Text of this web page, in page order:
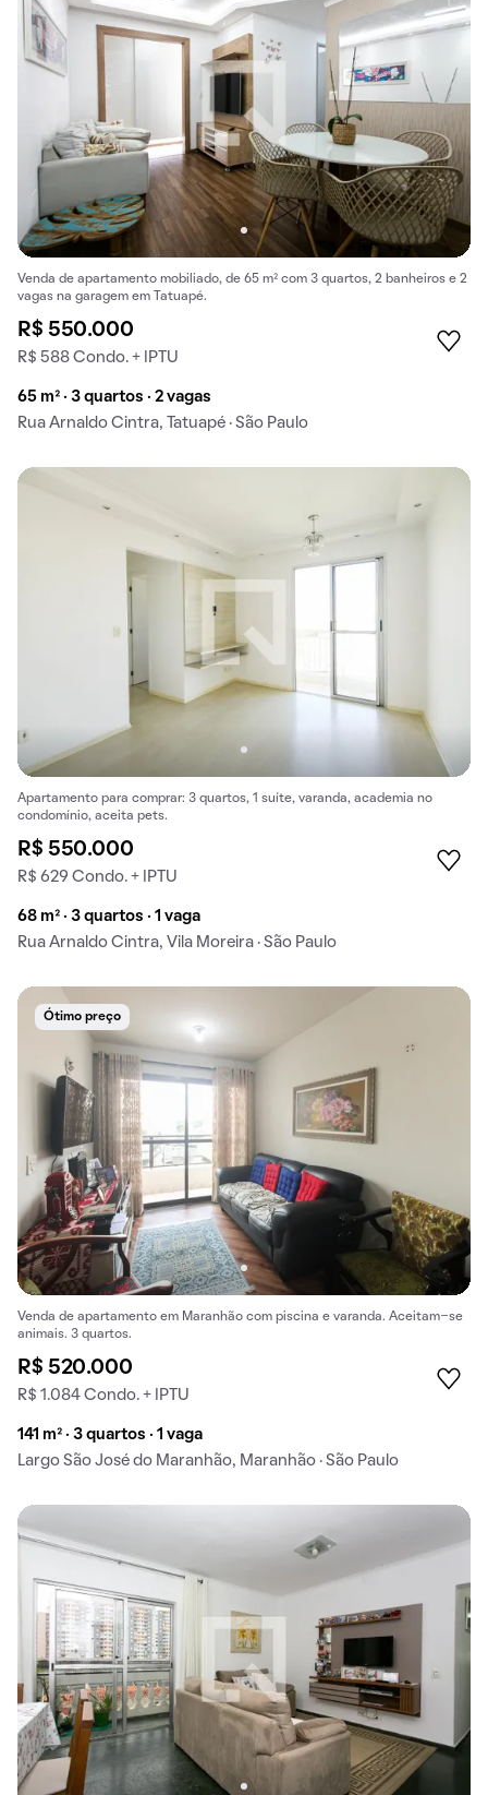
Venda de apartamento mobiliado, de 65 m² com 3 quartos, 2 banheiros e 2
vagas na garagem em Tatuapé.
R$ 550.000
R$ 588 Condo. + IPTU
65 m² · 3 quartos · 2 vagas
Rua Arnaldo Cintra, Tatuapé · São Paulo
Apartamento para comprar: 3 quartos, 1 suíte, varanda, academia no
condomínio, aceita pets.
R$ 550.000
R$ 629 Condo. + IPTU
68 m² · 3 quartos · 1 vaga
Rua Arnaldo Cintra, Vila Moreira · São Paulo
Ótimo preço
Venda de apartamento em Maranhão com piscina e varanda. Aceitam-se
animais. 3 quartos.
R$ 520.000
R$ 1.084 Condo. + IPTU
141 m² · 3 quartos · 1 vaga
Largo São José do Maranhão, Maranhão · São Paulo